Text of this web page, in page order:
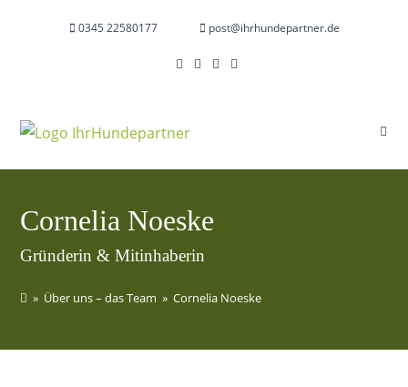
0345 22580177&nbsp|; post@ihrhundepartner.de
Cornelia Noeske
Gründerin & Mitinhaberin
» Über uns – das Team » Cornelia Noeske